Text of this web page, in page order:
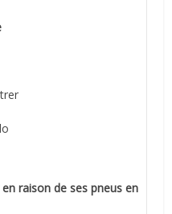
raison de ses pneus en